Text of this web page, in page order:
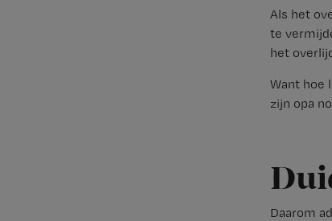
Als het
te
het
Want hoe
zijn opa
Daarom